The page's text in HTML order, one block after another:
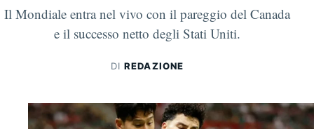
Il Mondiale entra nel vivo con il pareggio del Canada
e il successo netto degli Stati Uniti.
DIREDAZIONE